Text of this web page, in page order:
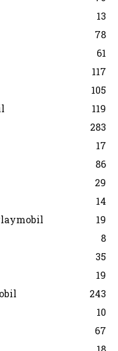
13
78
61
117
105
119
283
17
86
29
14
19
8
35
19
243
10
67